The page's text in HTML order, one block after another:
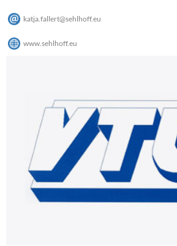
katja.fallert@sehlhoff.eu
www.sehlhoff.eu